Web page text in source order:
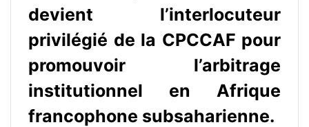
devient l’interlocuteur
privilégié de la CPCCAF pour
promouvoir l’arbitrage
institutionnel en Afrique
francophone subsaharienne.